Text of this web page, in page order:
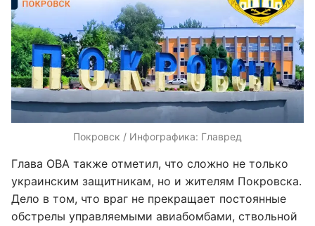
Покровск / Инфографика: Главред
Глава ОВА также отметил, что сложно не только
украинским защитникам, но и жителям Покровска.
Дело в том, что враг не прекращает постоянные
обстрелы управляемыми авиабомбами, ствольной